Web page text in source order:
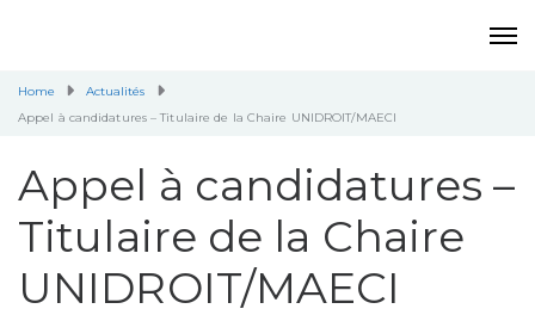
Home
Actualités
Appel à candidatures – Titulaire de la Chaire UNIDROIT/MAECI
Appel à candidatures –
Titulaire de la Chaire
UNIDROIT/MAECI